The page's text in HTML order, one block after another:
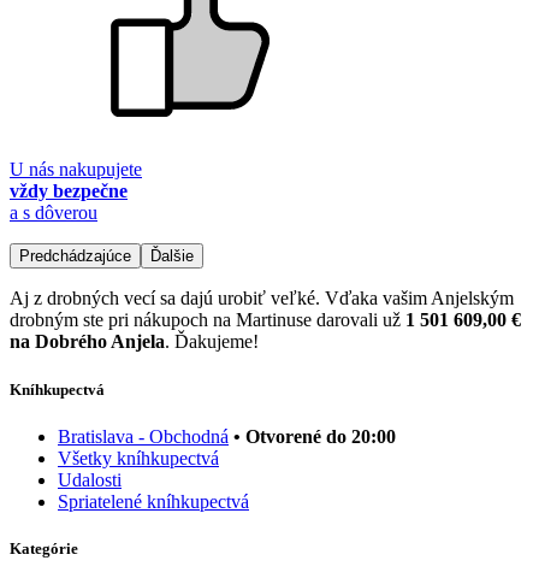
U nás nakupujete
vždy bezpečne
a s dôverou
Predchádzajúce Ďalšie
Aj z drobných vecí sa dajú urobiť veľké. Vďaka vašim Anjelským
drobným ste pri nákupoch na Martinuse darovali už 1 501 609,00 €
na Dobrého Anjela. Ďakujeme!
Kníhkupectvá
Bratislava - Obchodná • Otvorené do 20:00
Všetky kníhkupectvá
Udalosti
Spriatelené kníhkupectvá
Kategórie